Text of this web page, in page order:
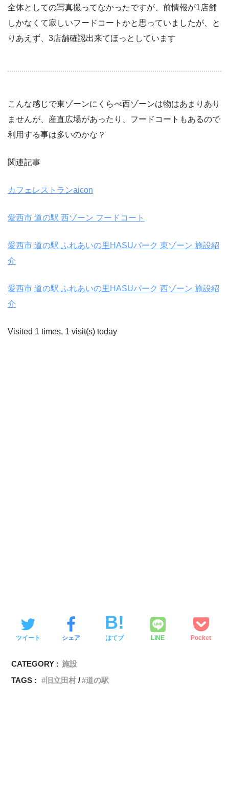
全体としての写真撮ってなかったですが、前情報が1店舗
しかなくて寂しいフードコートかと思っていましたが、と
りあえず、3店舗確認出来てほっとしています
こんな感じで東ゾーンにくらべ西ゾーンは物はあまりあり
ませんが、産直広場があったり、フードコートもあるので
利用する事は多いのかな？
関連記事
カフェレストランaicon
愛西市 道の駅 西ゾーン フードコート
愛西市 道の駅 ふれあいの里HASUパーク 東ゾーン 施設紹
介
愛西市 道の駅 ふれあいの里HASUパーク 西ゾーン 施設紹
介
Visited 1 times, 1 visit(s) today
ツイート シェア はてブ LINE Pocket
CATEGORY : 施設
TAGS :
旧立田村 道の駅